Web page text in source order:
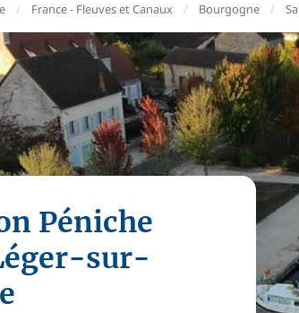
France - Fleuves et Canaux Bourgogne
Péniche
sur-